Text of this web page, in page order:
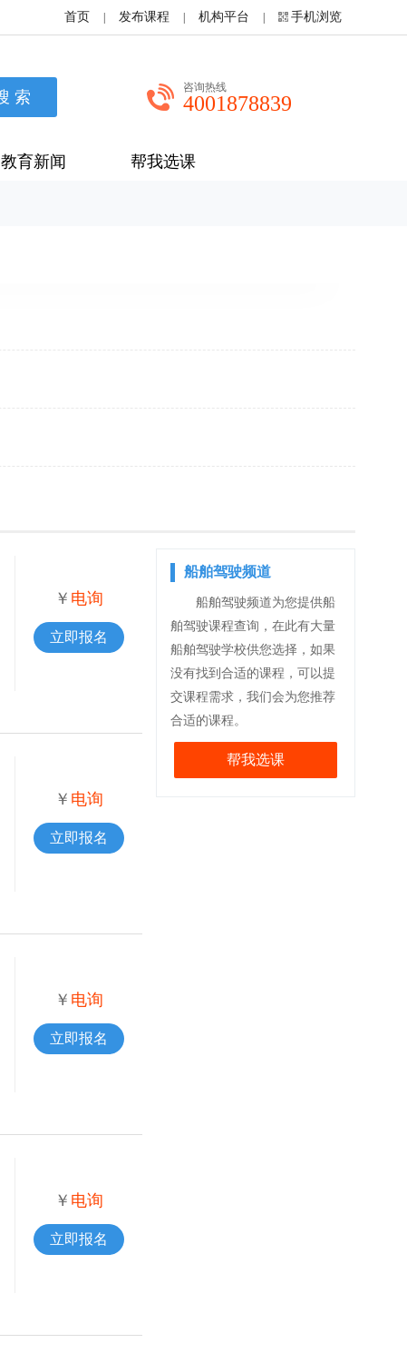
首页 发布课程 机构平台 手机浏览
咨询热线
4001878839
教育新闻 帮我选课
￥ 电询
立即报名
￥ 电询
立即报名
￥ 电询
立即报名
￥ 电询
立即报名
船舶驾驶频道
船舶驾驶频道为您提供船
舶驾驶课程查询，在此有大量
船舶驾驶学校供您选择，如果
没有找到合适的课程，可以提
交课程需求，我们会为您推荐
合适的课程。
帮我选课